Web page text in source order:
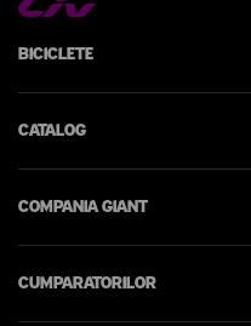
Biciclete
Catalog
Compania Giant
Cumparatorilor